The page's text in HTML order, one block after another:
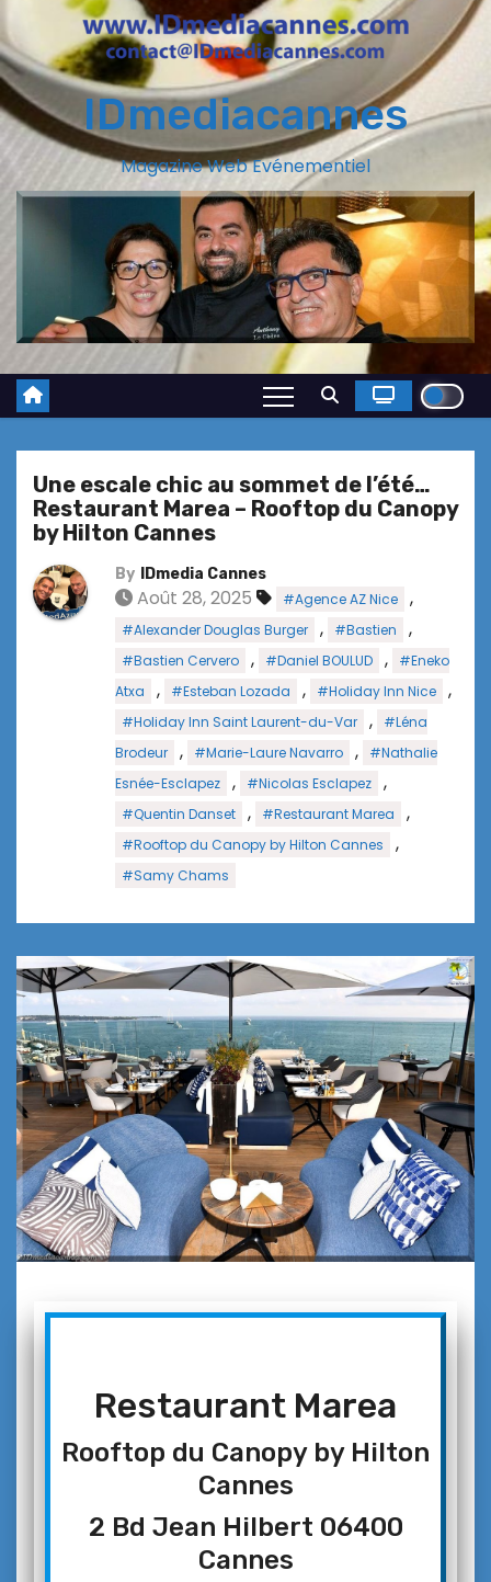
IDmediacannes
Magazine Web Evénementiel
Une escale chic au sommet de l’été…
Restaurant Marea – Rooftop du Canopy
by Hilton Cannes
By IDmedia Cannes
Août 28, 2025 #Agence AZ Nice ,
#Alexander Douglas Burger , #Bastien ,
#Bastien Cervero , #Daniel BOULUD ,
#Eneko
Atxa
, #Esteban Lozada , #Holiday Inn Nice ,
#Holiday Inn Saint Laurent-du-Var ,
#Léna
Brodeur
, #Marie-Laure Navarro ,
#Nathalie
Esnée-Esclapez
, #Nicolas Esclapez ,
#Quentin Danset , #Restaurant Marea ,
#Rooftop du Canopy by Hilton Cannes ,
#Samy Chams
Restaurant Marea
Rooftop du Canopy by Hilton
Cannes
2 Bd Jean Hilbert 06400
Cannes